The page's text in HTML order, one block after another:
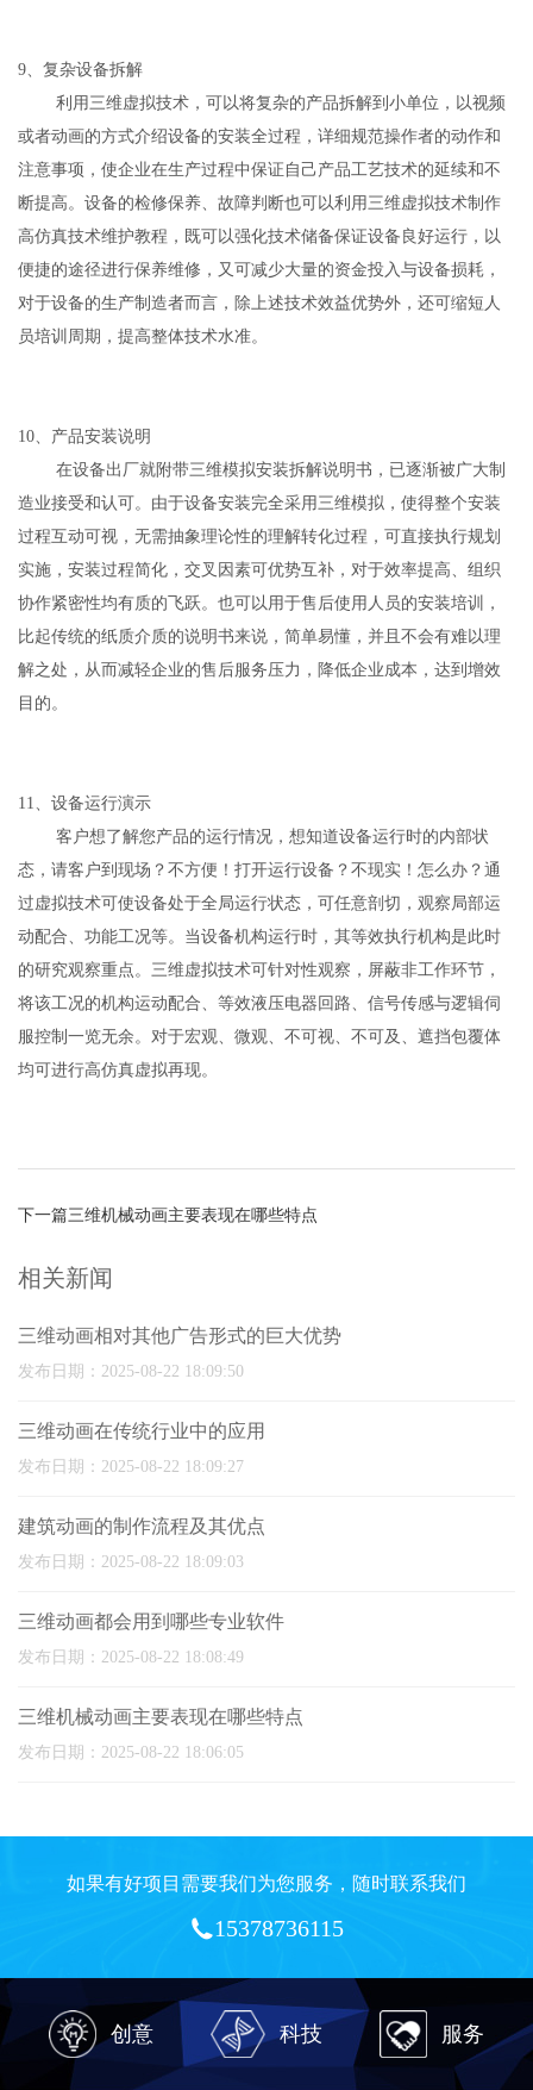
9、复杂设备拆解
利用三维虚拟技术，可以将复杂的产品拆解到小单位，以视频
或者动画的方式介绍设备的安装全过程，详细规范操作者的动作和
注意事项，使企业在生产过程中保证自己产品工艺技术的延续和不
断提高。设备的检修保养、故障判断也可以利用三维虚拟技术制作
高仿真技术维护教程，既可以强化技术储备保证设备良好运行，以
便捷的途径进行保养维修，又可减少大量的资金投入与设备损耗，
对于设备的生产制造者而言，除上述技术效益优势外，还可缩短人
员培训周期，提高整体技术水准。
10、产品安装说明
在设备出厂就附带三维模拟安装拆解说明书，已逐渐被广大制
造业接受和认可。由于设备安装完全采用三维模拟，使得整个安装
过程互动可视，无需抽象理论性的理解转化过程，可直接执行规划
实施，安装过程简化，交叉因素可优势互补，对于效率提高、组织
协作紧密性均有质的飞跃。也可以用于售后使用人员的安装培训，
比起传统的纸质介质的说明书来说，简单易懂，并且不会有难以理
解之处，从而减轻企业的售后服务压力，降低企业成本，达到增效
目的。
11、设备运行演示
客户想了解您产品的运行情况，想知道设备运行时的内部状
态，请客户到现场？不方便！打开运行设备？不现实！怎么办？通
过虚拟技术可使设备处于全局运行状态，可任意剖切，观察局部运
动配合、功能工况等。当设备机构运行时，其等效执行机构是此时
的研究观察重点。三维虚拟技术可针对性观察，屏蔽非工作环节，
将该工况的机构运动配合、等效液压电器回路、信号传感与逻辑伺
服控制一览无余。对于宏观、微观、不可视、不可及、遮挡包覆体
均可进行高仿真虚拟再现。
下一篇三维机械动画主要表现在哪些特点
相关新闻
三维动画相对其他广告形式的巨大优势
发布日期：2025-08-22 18:09:50
三维动画在传统行业中的应用
发布日期：2025-08-22 18:09:27
建筑动画的制作流程及其优点
发布日期：2025-08-22 18:09:03
三维动画都会用到哪些专业软件
发布日期：2025-08-22 18:08:49
三维机械动画主要表现在哪些特点
发布日期：2025-08-22 18:06:05
如果有好项目需要我们为您服务，随时联系我们
15378736115
创意 科技 服务